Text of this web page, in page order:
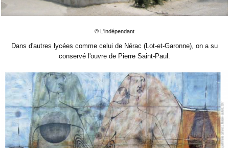
© L'indépendant
Dans d'autres lycées comme celui de Nérac (Lot-et-Garonne), on a su
conservé l'ouvre de Pierre Saint-Paul.